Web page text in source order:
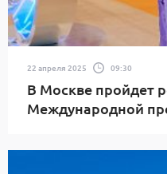
22 апреля 2025 09:30
В Москве пройдет
Международной